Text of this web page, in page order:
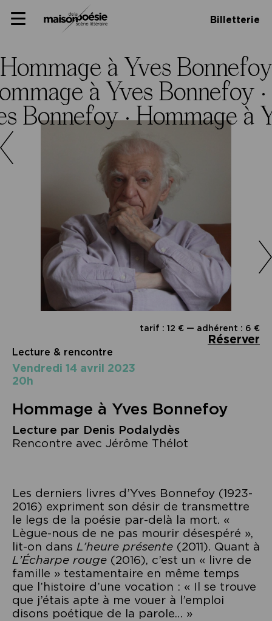
Panneau de gestion des cookies
to
Primary
Billetterie
Hommage à Yves
à Yves Bonnefoy ·
Bonnefoy ·Hommage à
tarif : 12 € — adhérent : 6 €
Réserver
Lecture & rencontre
vendredi 14 avril 2023
20h
Hommage à Yves Bonnefoy
Lecture par Denis Podalydès
Rencontre avec Jérôme Thélot
Les derniers livres d’Yves Bonnefoy (1923-
2016) expriment son désir de transmettre
le legs de la poésie par-delà la mort. «
Lègue-nous de ne pas mourir désespéré »,
lit-on dans L’heure présente (2011). Quant à
L’Écharpe rouge (2016), c’est un « livre de
famille » testamentaire en même temps
que l’histoire d’une vocation : « Il se trouve
que j’étais apte à me vouer à l’emploi
disons poétique de la parole… »